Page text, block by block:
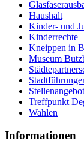
Haushalt
Kinder- und
Kinderrechte
Kneippen in
Museum
Treffpunkt
Wahlen
Informationen